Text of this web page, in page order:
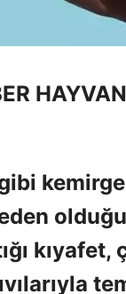
kıyafet,